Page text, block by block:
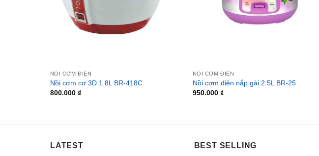
NỒI CƠM ĐIỆN
Nồi cơm cơ 3D 1.8L BR-418C
800.000 ₫
NỒI CƠM ĐIỆN
Nồi cơm điện nắp gài 2.5L BR-25
950.000 ₫
LATEST BEST SELLING